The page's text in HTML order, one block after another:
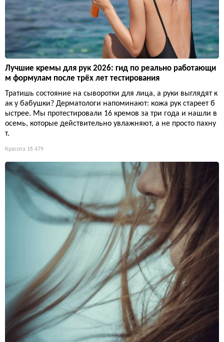
Лучшие кремы для рук 2026: гид по реально работающи
м формулам после трёх лет тестирования
Тратишь состояние на сыворотки для лица, а руки выглядят к
ак у бабушки? Дерматологи напоминают: кожа рук стареет б
ыстрее. Мы протестировали 16 кремов за три года и нашли в
осемь, которые действительно увлажняют, а не просто пахну
т.
Красота 16 479